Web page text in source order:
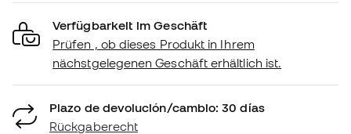
Verfügbarkeit im Geschäft
Prüfen , ob dieses Produkt in Ihrem
nächstgelegenen Geschäft erhältlich ist.
Plazo de devolución/cambio: 30 días
Rückgaberecht